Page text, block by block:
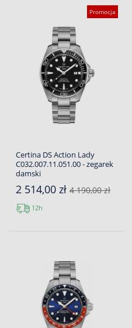
Promocja
Certina DS Action Lady
C032.007.11.051.00 - zegarek
damski
2 514,00 zł 4 190,00 zł
12h